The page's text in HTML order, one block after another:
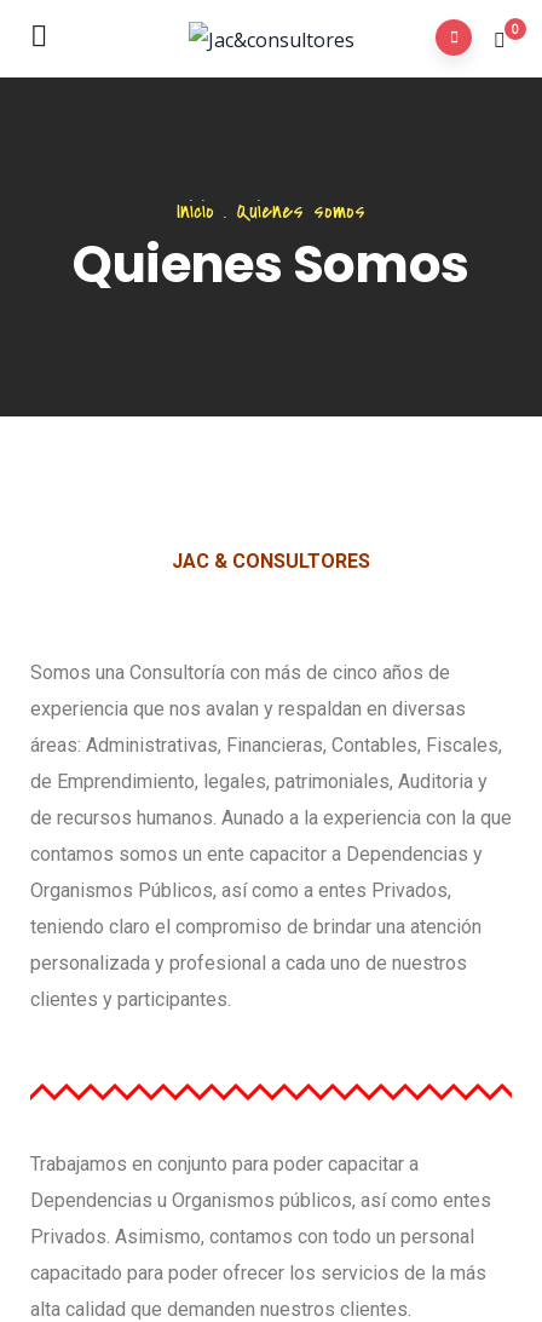
0
Inicio . Quienes somos
Quienes Somos
JAC & CONSULTORES
Somos una Consultoría con más de cinco años de
experiencia que nos avalan y respaldan en diversas
áreas: Administrativas, Financieras, Contables, Fiscales,
de Emprendimiento, legales, patrimoniales, Auditoria y
de recursos humanos. Aunado a la experiencia con la que
contamos somos un ente capacitor a Dependencias y
Organismos Públicos, así como a entes Privados,
teniendo claro el compromiso de brindar una atención
personalizada y profesional a cada uno de nuestros
clientes y participantes.
Trabajamos en conjunto para poder capacitar a
Dependencias u Organismos públicos, así como entes
Privados. Asimismo, contamos con todo un personal
capacitado para poder ofrecer los servicios de la más
alta calidad que demanden nuestros clientes.